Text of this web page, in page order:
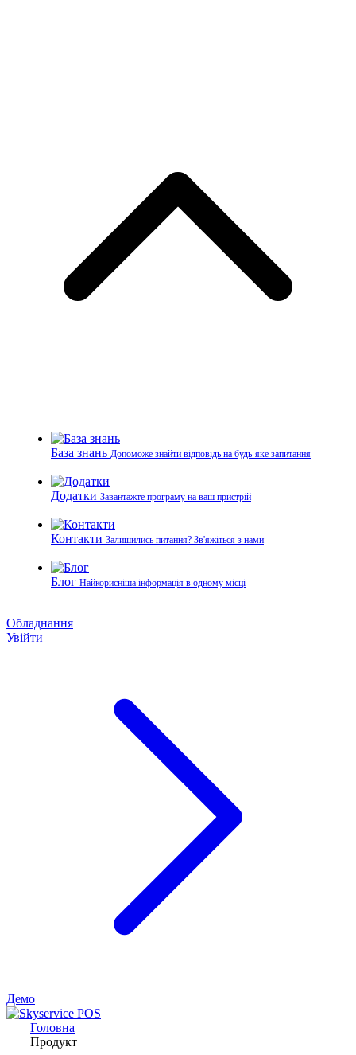
База знань Допоможе знайти відповідь на будь-яке запитання
Додатки Завантажте програму на ваш пристрій
Контакти Залишились питання? Зв'яжіться з нами
Блог Найкорисніша інформація в одному місці
Обладнання
Увійти
Демо
Головна
Продукт